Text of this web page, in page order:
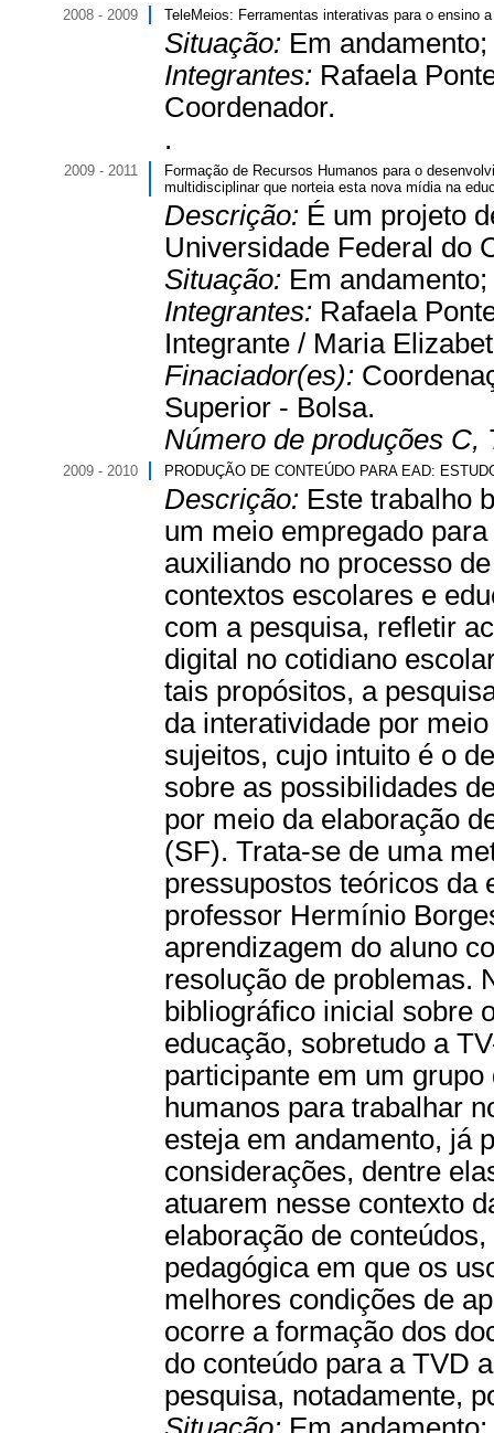
2008 - 2009 TeleMeios: Ferramentas interativas para o ensino
Situação: Em andamento;
Integrantes: Rafaela
Coordenador.
.
2009 - 2011
Formação de Recursos Humanos para o
multidisciplinar que norteia esta nova mídia na
Descrição: É um projeto
Universidade Federal do
Situação: Em andamento;
Integrantes: Rafaela
Integrante / Maria
Finaciador(es):
Superior - Bolsa.
Número de produções C,
2009 - 2010 PRODUÇÃO DE CONTEÚDO PARA EAD:
Descrição: Este trabalho
um meio empregado
auxiliando no processo
contextos escolares e
com a pesquisa, refletir
digital no cotidiano
tais propósitos, a
da interatividade por
sujeitos, cujo intuito é o
sobre as possibilidades
por meio da elaboração
(SF). Trata-se de uma
pressupostos teóricos da
professor Hermínio
aprendizagem do aluno
resolução de problemas.
bibliográfico inicial sobre
educação, sobretudo a
participante em um
humanos para trabalhar
esteja em andamento, já
considerações, dentre
atuarem nesse contexto
elaboração de
pedagógica em que os
melhores condições de
ocorre a formação dos
do conteúdo para a TVD
pesquisa, notadamente,